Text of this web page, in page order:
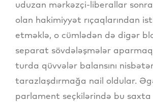
uduzan mərkəzçi-liberallar
olan hakimiyyət rıçaqlarından
etməklə, o cümlədən də digər
separat sövdələşmələr
turda qüvvələr balansını
tarazlaşdırmağa nail oldular.
parlament seçkilərində bu saxta